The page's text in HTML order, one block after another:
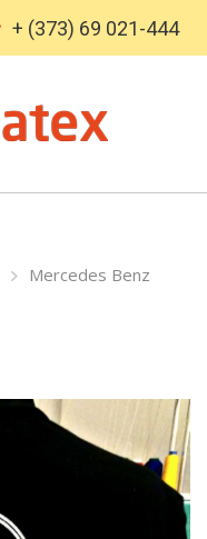
+ (373) 69 021-444
Mercedes Benz